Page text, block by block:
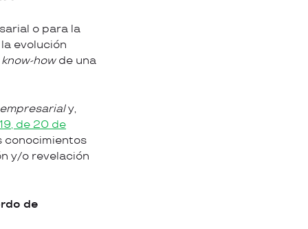
o para la
evolución
know-howde una
y,
de 20 de
conocimientos
y/o revelación
de